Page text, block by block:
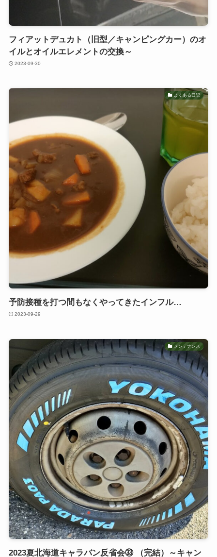
フィアットデュカト（旧型／キャンピングカー）のオ
イルとオイルエレメントの交換～
2023-09-30
よくある日記
予防接種を打つ間もなくやってきたインフル…
2023-09-29
メンテナンス
2023夏北海道キャラバン反省会㉝ （完結）～キャン